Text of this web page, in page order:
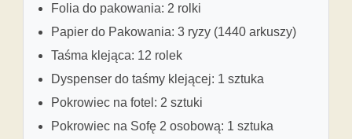
Folia do pakowania: 2 rolki
Papier do Pakowania: 3 ryzy (1440 arkuszy)
Taśma klejąca: 12 rolek
Dyspenser do taśmy klejącej: 1 sztuka
Pokrowiec na fotel: 2 sztuki
Pokrowiec na Sofę 2 osobową: 1 sztuka